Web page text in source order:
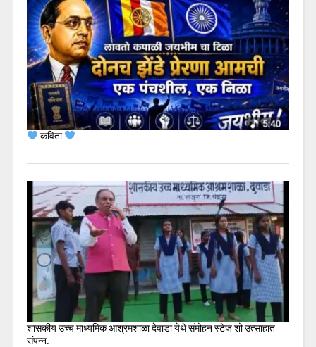
कविता
शासकीय उच्च माध्यमिक आश्रमशाळा देवाडा येथे संमोहन स्टेज शो उत्साहात
संपन्न.